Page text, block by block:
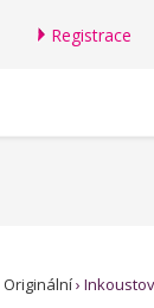
Registrace
Originální›